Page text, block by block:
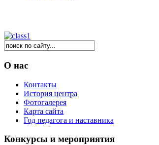
О нас
Контакты
История центра
Фотогалерея
Карта сайта
Год педагога и наставника
Конкурсы и мероприятия